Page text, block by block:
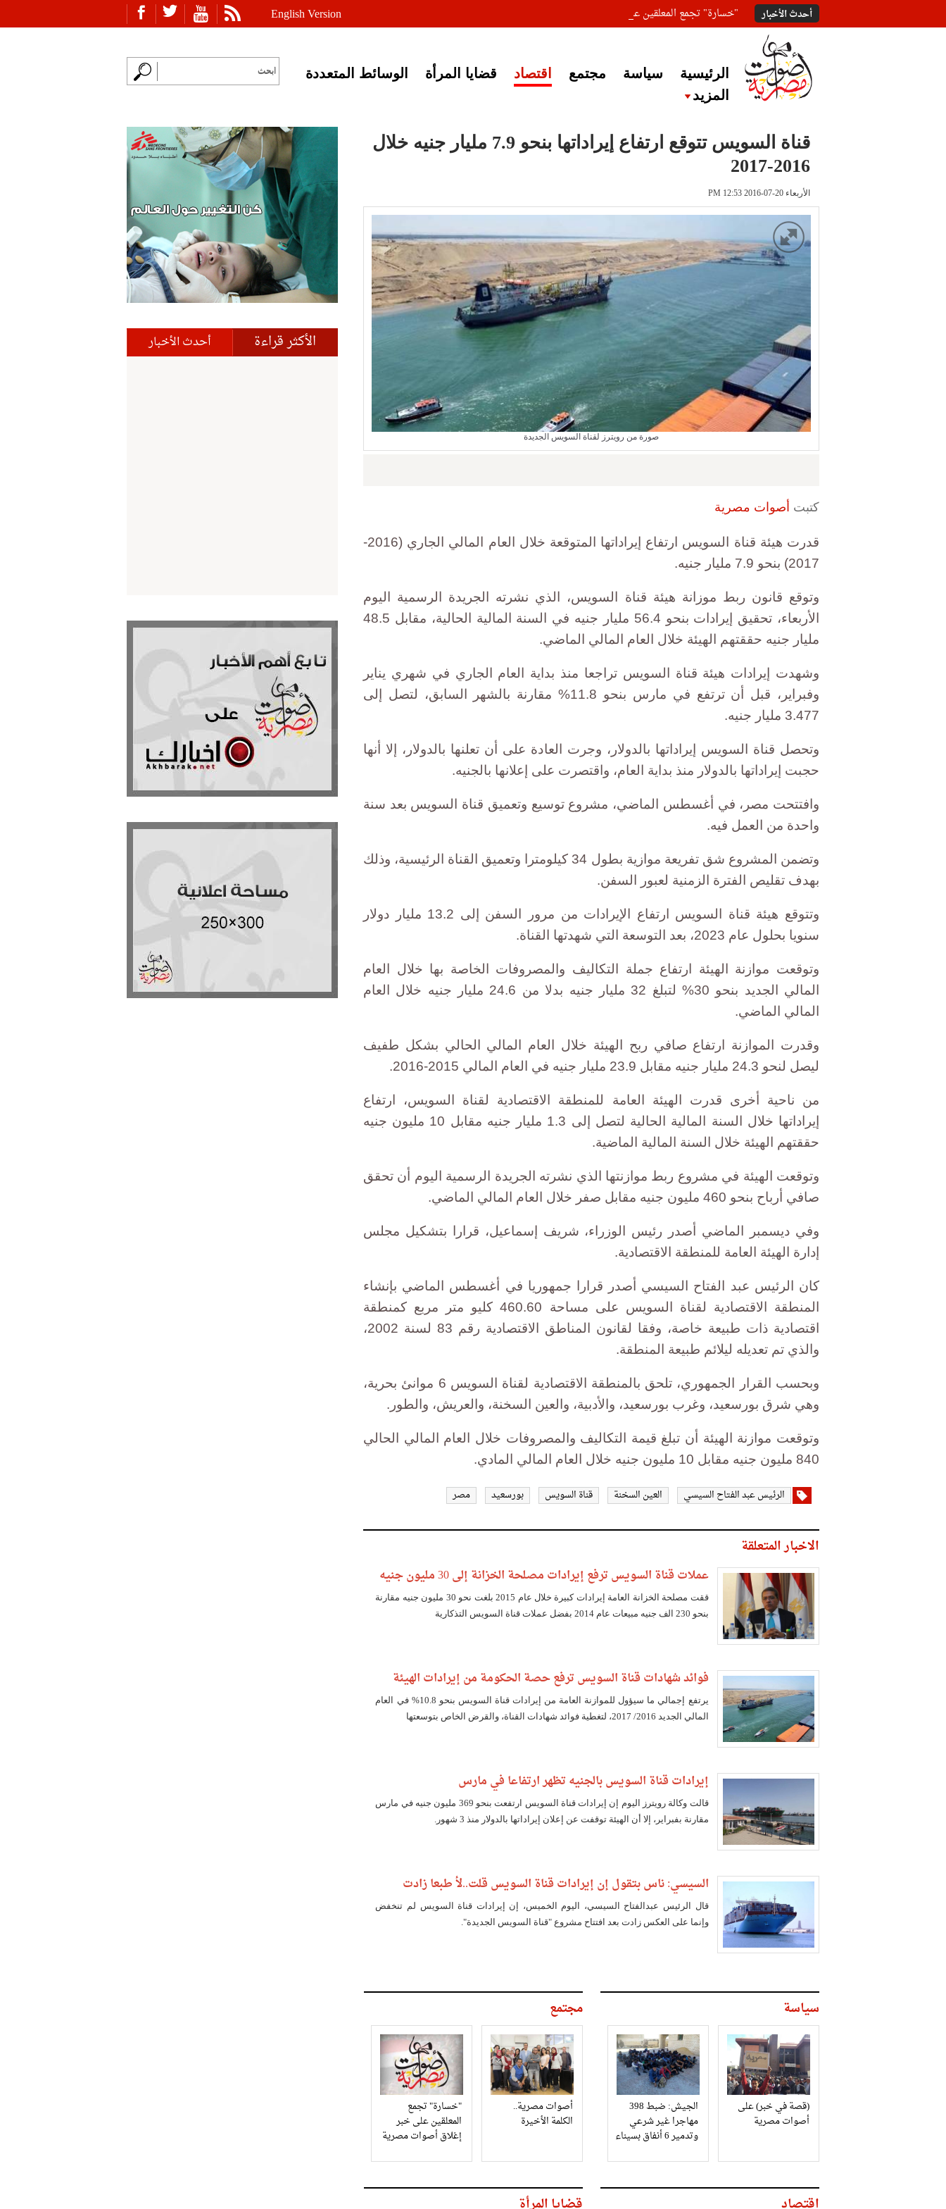
English Version أحدث الأخبار "خسارة" تجمع المعلقين على خبر إغلاق أصوات مصرية
الرئيسية سياسة مجتمع اقتصاد قضايا المرأة
الوسائط المتعددة
المزيد
قناة السويس تتوقع ارتفاع إيراداتها بنحو 7.9 مليار جنيه خلال
2016-2017
الأربعاء 20-07-2016 PM 12:53
صورة من رويترز لقناة السويس الجديدة
كتبت أصوات مصرية
قدرت هيئة قناة السويس ارتفاع إيراداتها المتوقعة خلال العام المالي الجاري (2016-
2017) بنحو 7.9 مليار جنيه.
وتوقع قانون ربط موزانة هيئة قناة السويس، الذي نشرته الجريدة الرسمية اليوم
الأربعاء، تحقيق إيرادات بنحو 56.4 مليار جنيه في السنة المالية الحالية، مقابل 48.5
مليار جنيه حققتهم الهيئة خلال العام المالي الماضي.
وشهدت إيرادات هيئة قناة السويس تراجعا منذ بداية العام الجاري في شهري يناير
وفبراير، قبل أن ترتفع في مارس بنحو 11.8% مقارنة بالشهر السابق، لتصل إلى
3.477 مليار جنيه.
وتحصل قناة السويس إيراداتها بالدولار، وجرت العادة على أن تعلنها بالدولار، إلا أنها
حجبت إيراداتها بالدولار منذ بداية العام، واقتصرت على إعلانها بالجنيه.
وافتتحت مصر، في أغسطس الماضي، مشروع توسيع وتعميق قناة السويس بعد سنة
واحدة من العمل فيه.
وتضمن المشروع شق تفريعة موازية بطول 34 كيلومترا وتعميق القناة الرئيسية، وذلك
بهدف تقليص الفترة الزمنية لعبور السفن.
وتتوقع هيئة قناة السويس ارتفاع الإيرادات من مرور السفن إلى 13.2 مليار دولار
سنويا بحلول عام 2023، بعد التوسعة التي شهدتها القناة.
وتوقعت موازنة الهيئة ارتفاع جملة التكاليف والمصروفات الخاصة بها خلال العام
المالي الجديد بنحو 30% لتبلغ 32 مليار جنيه بدلا من 24.6 مليار جنيه خلال العام
المالي الماضي.
وقدرت الموازنة ارتفاع صافي ربح الهيئة خلال العام المالي الحالي بشكل طفيف
ليصل لنحو 24.3 مليار جنيه مقابل 23.9 مليار جنيه في العام المالي 2015-2016.
من ناحية أخرى قدرت الهيئة العامة للمنطقة الاقتصادية لقناة السويس، ارتفاع
إيراداتها خلال السنة المالية الحالية لتصل إلى 1.3 مليار جنيه مقابل 10 مليون جنيه
حققتهم الهيئة خلال السنة المالية الماضية.
وتوقعت الهيئة في مشروع ربط موازنتها الذي نشرته الجريدة الرسمية اليوم أن تحقق
صافي أرباح بنحو 460 مليون جنيه مقابل صفر خلال العام المالي الماضي.
وفي ديسمبر الماضي أصدر رئيس الوزراء، شريف إسماعيل، قرارا بتشكيل مجلس
إدارة الهيئة العامة للمنطقة الاقتصادية.
كان الرئيس عبد الفتاح السيسي أصدر قرارا جمهوريا في أغسطس الماضي بإنشاء
المنطقة الاقتصادية لقناة السويس على مساحة 460.60 كليو متر مربع كمنطقة
اقتصادية ذات طبيعة خاصة، وفقا لقانون المناطق الاقتصادية رقم 83 لسنة 2002،
والذي تم تعديله ليلائم طبيعة المنطقة.
وبحسب القرار الجمهوري، تلحق بالمنطقة الاقتصادية لقناة السويس 6 موانئ بحرية،
وهي شرق بورسعيد، وغرب بورسعيد، والأدبية، والعين السخنة، والعريش، والطور.
وتوقعت موازنة الهيئة أن تبلغ قيمة التكاليف والمصروفات خلال العام المالي الحالي
840 مليون جنيه مقابل 10 مليون جنيه خلال العام المالي المادي.
الرئيس عبد الفتاح السيسي العين السخنة قناة السويس بورسعيد مصر
الاخبار المتعلقة
عملات قناة السويس ترفع إيرادات مصلحة الخزانة إلى 30 مليون جنيه
ققت مصلحة الخزانة العامة إيرادات كبيرة خلال عام 2015 بلغت نحو 30 مليون جنيه مقارنة
بنحو 230 الف جنيه مبيعات عام 2014 بفضل عملات قناة السويس التذكارية
فوائد شهادات قناة السويس ترفع حصة الحكومة من إيرادات الهيئة
يرتفع إجمالي ما سيؤول للموازنة العامة من إيرادات قناة السويس بنحو 10.8% في العام
المالي الجديد 2016/ 2017، لتغطية فوائد شهادات القناة، والقرض الخاص بتوسعتها
إيرادات قناة السويس بالجنيه تظهر ارتفاعا في مارس
قالت وكالة رويترز اليوم إن إيرادات قناة السويس ارتفعت بنحو 369 مليون جنيه في مارس
مقارنة بفبراير، إلا أن الهيئة توقفت عن إعلان إيراداتها بالدولار منذ 3 شهور.
السيسي: ناس بتقول إن إيرادات قناة السويس قلت..لأ طبعا زادت
قال الرئيس عبدالفتاح السيسي، اليوم الخميس، إن إيرادات قناة السويس لم تنخفض
وإنما على العكس زادت بعد افتتاح مشروع "قناة السويس الجديدة".
سياسة
(قصة في خبر) على
أصوات مصرية
الجيش: ضبط 398
مهاجرا غير شرعي
وتدمير 6 أنفاق بسيناء
مجتمع
أصوات مصرية..
الكلمة الأخيرة
"خسارة" تجمع
المعلقين على خبر
إغلاق أصوات مصرية
الأكثر قراءة أحدث الأخبار